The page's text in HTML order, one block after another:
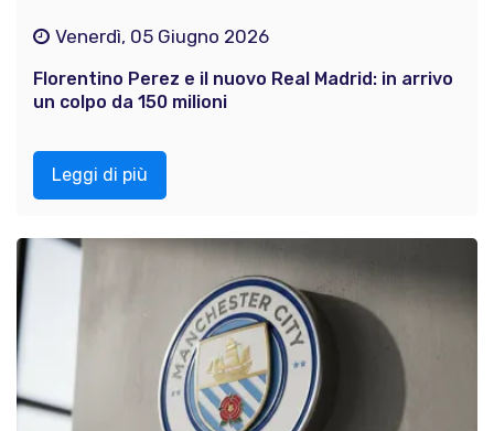
Venerdì, 05 Giugno 2026
Florentino Perez e il nuovo Real Madrid: in arrivo
un colpo da 150 milioni
Leggi di più